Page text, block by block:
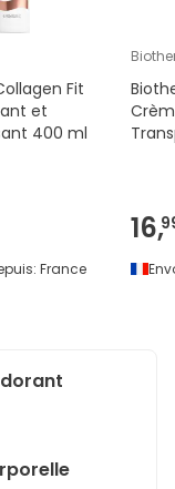
Fit
et
400 ml
France
16,